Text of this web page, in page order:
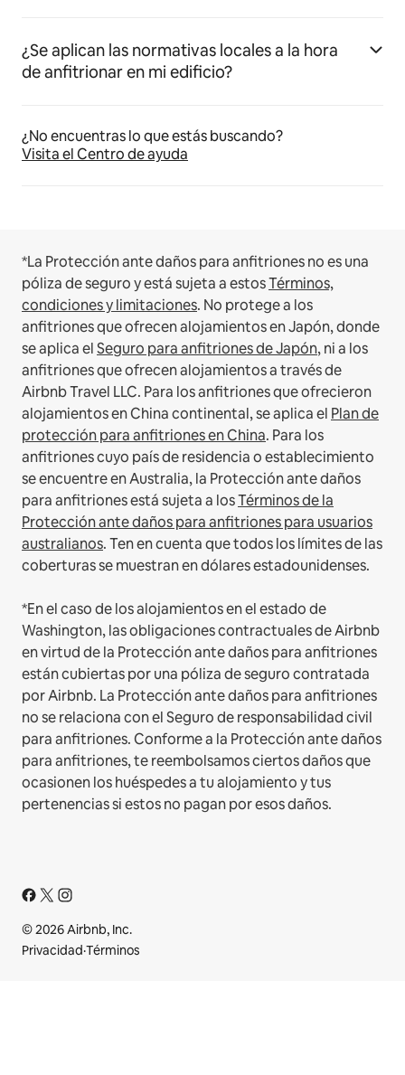
¿Se aplican las normativas locales a la hora
de anfitrionar en mi edificio?
¿No encuentras lo que estás buscando?
Visita el Centro de ayuda
*La Protección ante daños para anfitriones no es una
póliza de seguro y está sujeta a estosTérminos,
condiciones y limitaciones. No protege a los
anfitriones que ofrecen alojamientos en Japón, donde
se aplica elSeguro para anfitriones de Japón, ni a los
anfitriones que ofrecen alojamientos a través de
Airbnb Travel LLC. Para los anfitriones que ofrecieron
alojamientos en China continental, se aplica el Plan de
protección para anfitriones en China. Para los
anfitriones cuyo país de residencia o establecimiento
se encuentre en Australia, la Protección ante daños
para anfitriones está sujeta a losTérminos de la
Protección ante daños para anfitriones para usuarios
australianos. Ten en cuenta que todos los límites de las
coberturas se muestran en dólares estadounidenses.
*En el caso de los alojamientos en el estado de
Washington, las obligaciones contractuales de Airbnb
en virtud de la Protección ante daños para anfitriones
están cubiertas por una póliza de seguro contratada
por Airbnb. La Protección ante daños para anfitriones
no se relaciona con el Seguro de responsabilidad civil
para anfitriones. Conforme a la Protección ante daños
para anfitriones, te reembolsamos ciertos daños que
ocasionen los huéspedes a tu alojamiento y tus
pertenencias si estos no pagan por esos daños.
© 2026 Airbnb, Inc.
Privacidad·Términos